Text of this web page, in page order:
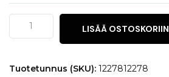
Dacia
Duster
1.5
määrä
LISÄÄ OSTOSKORIIN
Tuotetunnus (SKU): 1227812278